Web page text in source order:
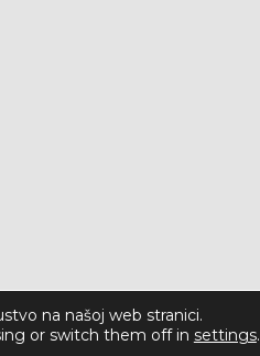
© 2026. Grad Valpovo
na našoj web stranici.
or switch them off in settings.